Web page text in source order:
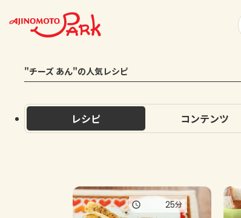
"チーズ あん"の人気レシピ
レシピ コンテンツ
25分